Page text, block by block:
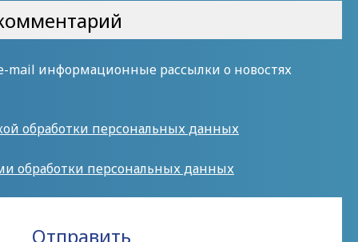
mail информационные рассылки о новостях
обработки персональных данных
обработки персональных данных